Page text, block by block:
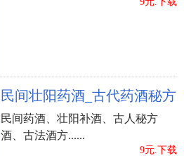
民间壮阳药酒_古代药酒秘方
民间药酒、壮阳补酒、古人秘方
酒、古法酒方......
9元.下载